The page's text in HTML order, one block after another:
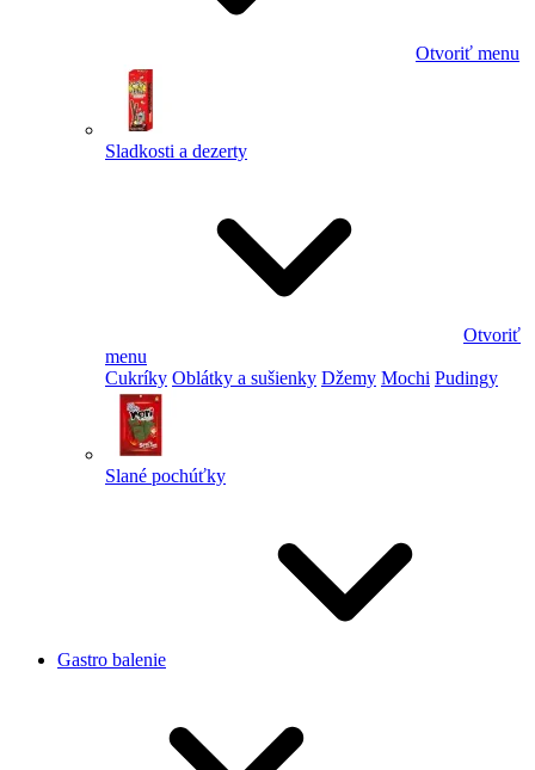
Otvoriť menu
Sladkosti a dezerty
Otvoriť
menu
Cukríky Oblátky a sušienky Džemy Mochi Pudingy
Slané pochúťky
Gastro balenie